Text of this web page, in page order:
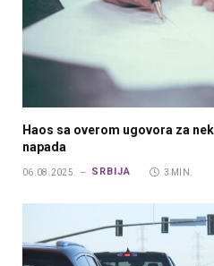
Haos sa overom ugovora za
napada
06.08.2025. SRBIJA 3 MIN.